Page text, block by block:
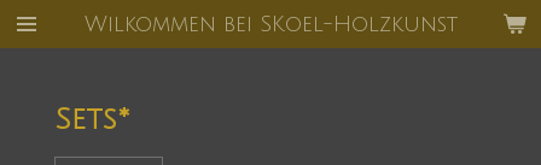
Zum
Hauptinhalt
Wilkommen bei SKoel-Holzkunst
Sets*